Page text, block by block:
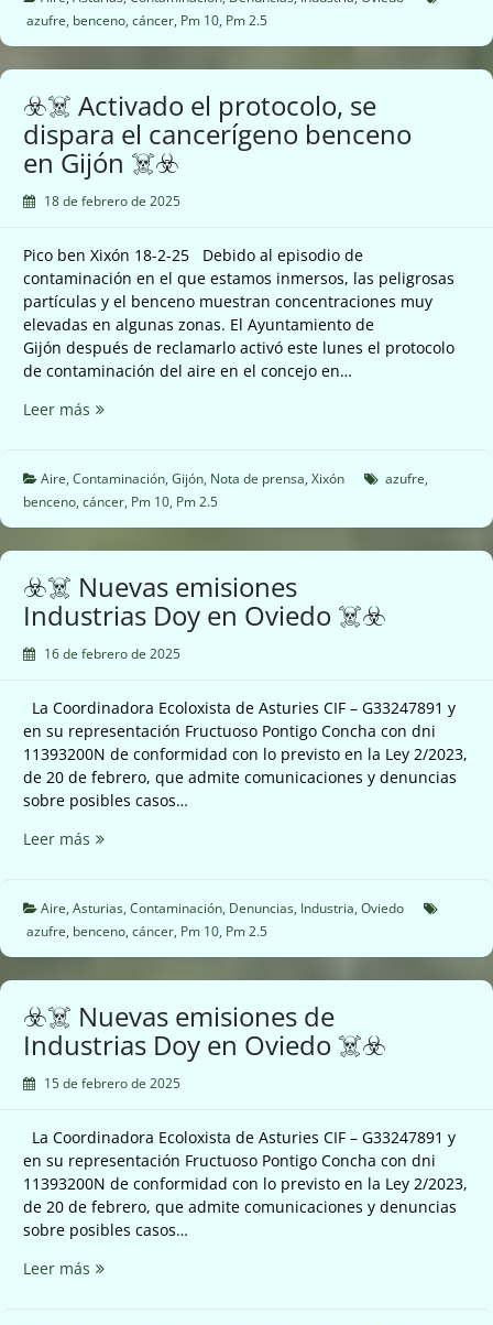
Doy
en
Oviedo
azufre, benceno, cáncer, Pm 10, Pm 2.5
☣️☠️ Activado el protocolo, se
dispara el cancerígeno benceno
en Gijón ☠️☣️
18 de febrero de 2025
Pico ben Xixón 18-2-25 Debido al episodio de
contaminación en el que estamos inmersos, las peligrosas
partículas y el benceno muestran concentraciones muy
elevadas en algunas zonas. El Ayuntamiento de
Gijón después de reclamarlo activó este lunes el protocolo
de contaminación del aire en el concejo en…
Leer más ☣️☠️
protocolo,
se
dispara
el
benceno
en
☠️☣️
Aire, Contaminación, Gijón, Nota de prensa, Xixón azufre,
benceno, cáncer, Pm 10, Pm 2.5
☣️☠️ Nuevas emisiones
Industrias Doy en Oviedo ☠️☣️
16 de febrero de 2025
La Coordinadora Ecoloxista de Asturies CIF – G33247891 y
en su representación Fructuoso Pontigo Concha con dni
11393200N de conformidad con lo previsto en la Ley 2/2023,
de 20 de febrero, que admite comunicaciones y denuncias
sobre posibles casos…
Leer más ☣️☠️
Industrias
Doy
en
Oviedo
Aire, Asturias, Contaminación, Denuncias, Industria, Oviedo
azufre, benceno, cáncer, Pm 10, Pm 2.5
☣️☠️ Nuevas emisiones de
Industrias Doy en Oviedo ☠️☣️
15 de febrero de 2025
La Coordinadora Ecoloxista de Asturies CIF – G33247891 y
en su representación Fructuoso Pontigo Concha con dni
11393200N de conformidad con lo previsto en la Ley 2/2023,
de 20 de febrero, que admite comunicaciones y denuncias
sobre posibles casos…
Leer más ☣️☠️